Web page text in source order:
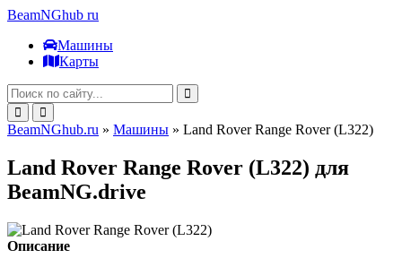
BeamNGhub ru
Машины
Карты
BeamNGhub.ru » Машины » Land Rover Range Rover (L322)
Land Rover Range Rover (L322) для
BeamNG.drive
Описание